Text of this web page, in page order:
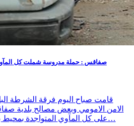
صفاقس : حملة مدروسة شملت كل المآوي
قامت صباح اليوم فرقة الشرطة
الامن الامومي وبعض مصالح بلدية
على كل المآوي المتواجدة بمحيط باب الجبلي وسيدي اللخمي…